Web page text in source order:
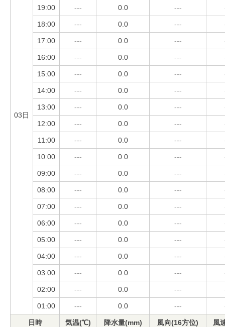
03日
19:00 --- 0.0 ---
18:00 --- 0.0 ---
17:00 --- 0.0 ---
16:00 --- 0.0 ---
15:00 --- 0.0 ---
14:00 --- 0.0 ---
13:00 --- 0.0 ---
12:00 --- 0.0 ---
11:00 --- 0.0 ---
10:00 --- 0.0 ---
09:00 --- 0.0 ---
08:00 --- 0.0 ---
07:00 --- 0.0 ---
06:00 --- 0.0 ---
05:00 --- 0.0 ---
04:00 --- 0.0 ---
03:00 --- 0.0 ---
02:00 --- 0.0 ---
01:00 --- 0.0 ---
日時 気温(℃) 降水量(mm) 風向(16方位) 風